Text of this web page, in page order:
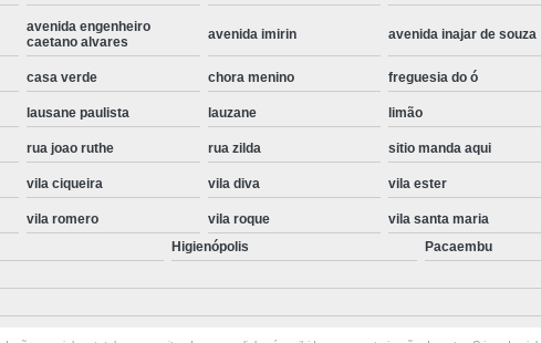
Samsung Instalação Maquina de
Instalação Maquina Lava e Seca
Instalação Samsung Lava e
Lava e Seca Samsung Instalação
Manutenção de Fogão
Manutenção de
avenida engenheiro
caetano alvares
avenida imirin avenida inajar de souza
casa verde chora menino freguesia do ó
lausane paulista lauzane limão
rua joao ruthe rua zilda sitio manda aqui
vila ciqueira vila diva vila ester
vila romero vila roque vila santa maria
Higienópolis Pacaembu